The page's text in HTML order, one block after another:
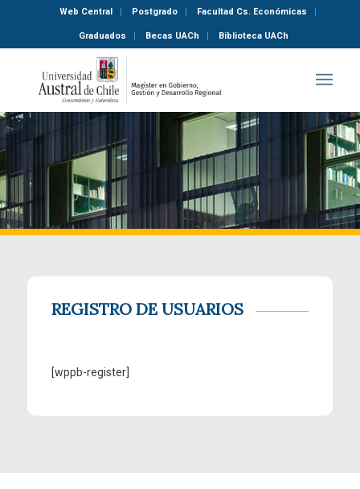
Web Central Postgrado Facultad Cs. Económicas
Graduados Becas UACh Biblioteca UACh
REGISTRO DE USUARIOS
[wppb-register]